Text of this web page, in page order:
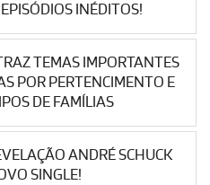
INÉDITOS!
TEMAS IMPORTANTES
POR PERTENCIMENTO E
DE FAMÍLIAS
ANDRÉ SCHUCK
SINGLE!